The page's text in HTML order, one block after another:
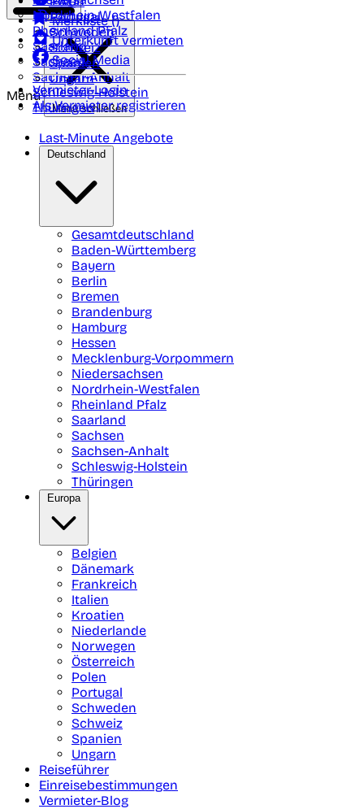
Nordrhein-Westfalen
Rheinland Pfalz
Saarland
Sachsen
Sachsen-Anhalt
Schleswig-Holstein
Thüringen
Portugal
Schweden
Schweiz
Spanien
Ungarn
Merkliste ()
Unterkunft vermieten
Social Media
Vermieter-Login
Als Vermieter registrieren
Menü
Menü schließen
Last-Minute Angebote
Deutschland
Gesamtdeutschland
Baden-Württemberg
Bayern
Berlin
Bremen
Brandenburg
Hamburg
Hessen
Mecklenburg-Vorpommern
Niedersachsen
Nordrhein-Westfalen
Rheinland Pfalz
Saarland
Sachsen
Sachsen-Anhalt
Schleswig-Holstein
Thüringen
Europa
Belgien
Dänemark
Frankreich
Italien
Kroatien
Niederlande
Norwegen
Österreich
Polen
Portugal
Schweden
Schweiz
Spanien
Ungarn
Reiseführer
Einreisebestimmungen
Vermieter-Blog